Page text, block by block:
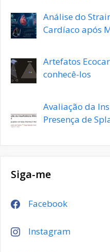
Análise do
Cardíaco após
Artefatos
conhecê-los
Avaliação da
Presença de
Siga-me
Facebook
Instagram